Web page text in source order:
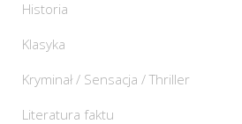
Historia
Klasyka
Kryminał / Sensacja / Thriller
Literatura faktu